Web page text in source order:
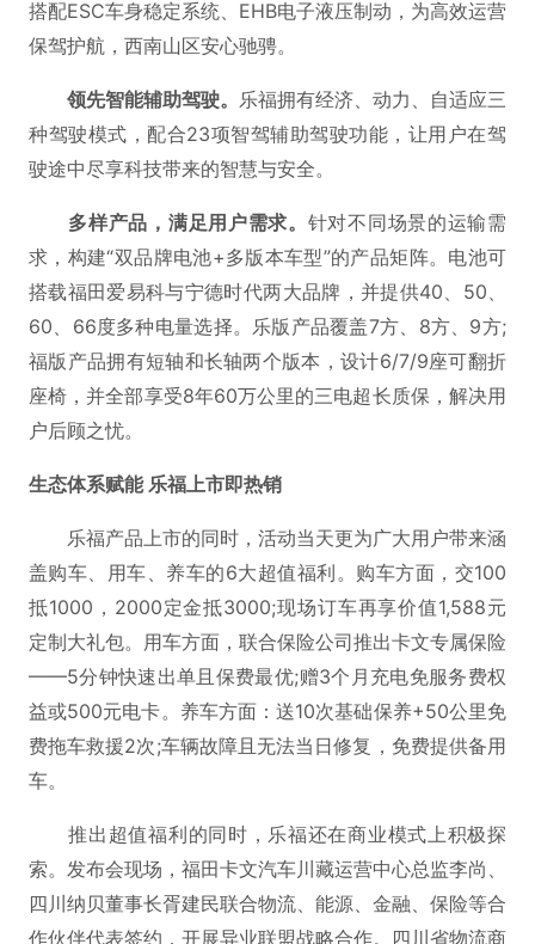
搭配ESC车身稳定系统、EHB电子液压制动，为高效运营
保驾护航，西南山区安心驰骋。
领先智能辅助驾驶。 乐福拥有经济、动力、自适应三
种驾驶模式，配合23项智驾辅助驾驶功能，让用户在驾
驶途中尽享科技带来的智慧与安全。
多样产品，满足用户需求。 针对不同场景的运输需
求，构建“双品牌电池+多版本车型”的产品矩阵。电池可
搭载福田爱易科与宁德时代两大品牌，并提供40、50、
60、66度多种电量选择。乐版产品覆盖7方、8方、9方;
福版产品拥有短轴和长轴两个版本，设计6/7/9座可翻折
座椅，并全部享受8年60万公里的三电超长质保，解决用
户后顾之忧。
生态体系赋能 乐福上市即热销
乐福产品上市的同时，活动当天更为广大用户带来涵
盖购车、用车、养车的6大超值福利。购车方面，交100
抵1000，2000定金抵3000;现场订车再享价值1,588元
定制大礼包。用车方面，联合保险公司推出卡文专属保险
——5分钟快速出单且保费最优;赠3个月充电免服务费权
益或500元电卡。养车方面：送10次基础保养+50公里免
费拖车救援2次;车辆故障且无法当日修复，免费提供备用
车。
推出超值福利的同时，乐福还在商业模式上积极探
索。发布会现场，福田卡文汽车川藏运营中心总监李尚、
四川纳贝董事长胥建民联合物流、能源、金融、保险等合
作伙伴代表签约，开展异业联盟战略合作。四川省物流商